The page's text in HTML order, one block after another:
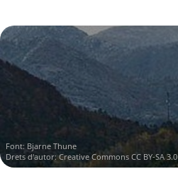
Font: Bjarne Thune
Drets d'autor:Creative Commons CC BY-SA 3.0